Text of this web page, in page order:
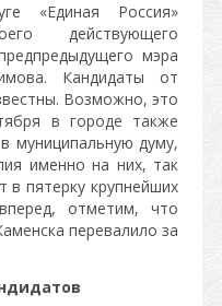
«Единая Россия»
действующего
мэра
Кандидаты от
Возможно, это
в городе также
муниципальную думу,
именно на них, так
в пятерку крупнейших
отметим, что
перевалило за